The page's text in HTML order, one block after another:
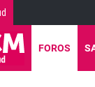
FOROS